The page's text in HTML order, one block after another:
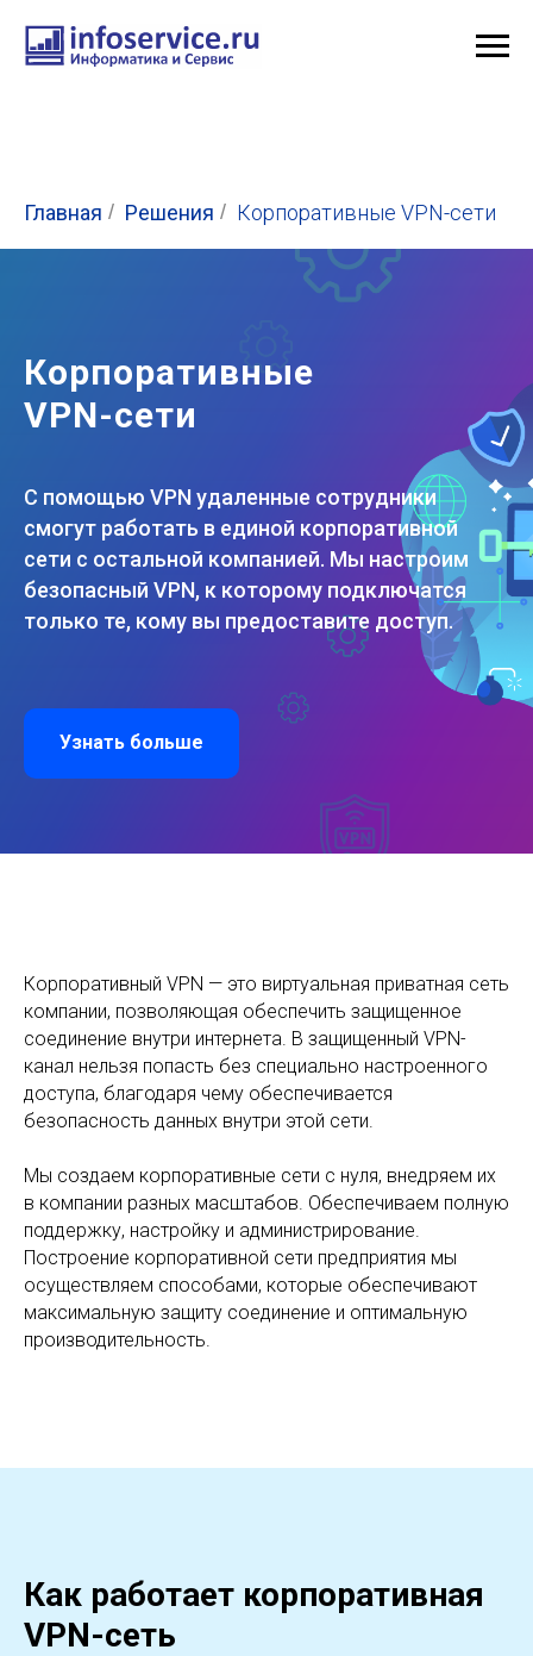
Главная / Решения / Корпоративные VPN-сети
Корпоративные
VPN-сети
С помощью VPN удаленные сотрудники
смогут работать в единой корпоративной
сети с остальной компанией. Мы настроим
безопасный VPN, к которому подключатся
только те, кому вы предоставите доступ.
Узнать больше
Корпоративный VPN — это виртуальная приватная сеть
компании, позволяющая обеспечить защищенное
соединение внутри интернета. В защищенный VPN-
канал нельзя попасть без специально настроенного
доступа, благодаря чему обеспечивается
безопасность данных внутри этой сети.
Мы создаем корпоративные сети с нуля, внедряем их
в компании разных масштабов. Обеспечиваем полную
поддержку, настройку и администрирование.
Построение корпоративной сети предприятия мы
осуществляем способами, которые обеспечивают
максимальную защиту соединение и оптимальную
производительность.
Как работает корпоративная
VPN-сеть